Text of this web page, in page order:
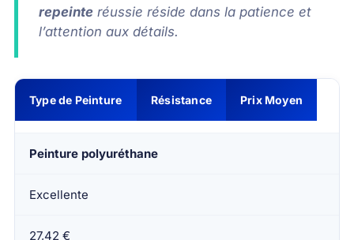
repeinte réussie réside dans la patience et
l’attention aux détails.
Type de Peinture Résistance Prix Moyen
Peinture polyuréthane
Excellente
27,42 €